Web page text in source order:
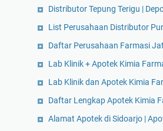
Distributor Tepung Terigu |
List Perusahaan Distributor
Daftar Perusahaan Farmasi
Lab Klinik + Apotek Kimia
Lab Klinik dan Apotek Kimia
Daftar Lengkap Apotek Kimia
Alamat Apotek di Sidoarjo |